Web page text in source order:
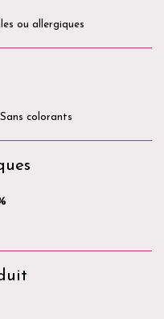
ou allergiques
colorants